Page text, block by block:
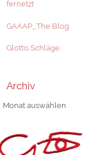
fernetzt
GAAAP_The Blog
Glottis Schläge
Archiv
Archiv